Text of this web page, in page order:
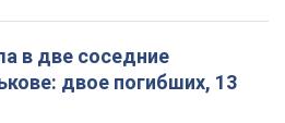
в две соседние
двое погибших, 13